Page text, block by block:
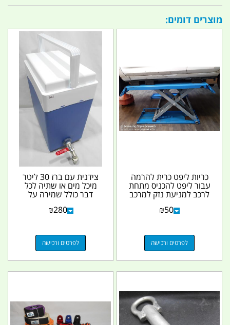
מוצרים דומים:
כריות ליפט כרית להרמה
עבור ליפט להכניס מתחת
לרכב למניעת נזק למרכב
תחתון קמפינג...
₪50
לפרטים ורכישה
צידנית עם ברז 30 ליטר
מיכל מים או שתיה לכל
דבר כולל שמירה על
₪280
לפרטים ורכישה